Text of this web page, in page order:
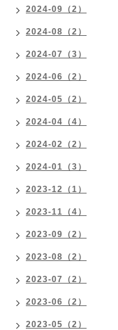
2024-09（2）
2024-08（2）
2024-07（3）
2024-06（2）
2024-05（2）
2024-04（4）
2024-02（2）
2024-01（3）
2023-12（1）
2023-11（4）
2023-09（2）
2023-08（2）
2023-07（2）
2023-06（2）
2023-05（2）